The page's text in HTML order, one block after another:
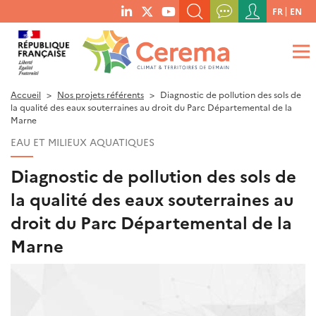
menu
social
links
RECHERCHER UN MOT-CLÉ, UNE PUBLICATION, ETC.
QUE RECHERCHEZ-VOUS ?
Menu
du
compte
de
FR EN
Accueil Nos projets référents
Diagnostic de pollution des sols de
la qualité des eaux souterraines au droit du Parc Départemental de la
Marne
EAU ET MILIEUX AQUATIQUES
Diagnostic de pollution des sols de
la qualité des eaux souterraines au
droit du Parc Départemental de la
Marne